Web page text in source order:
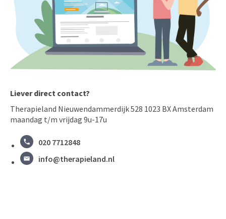
Liever direct contact?
Therapieland Nieuwendammerdijk 528 1023 BX Amsterdam
maandag t/m vrijdag 9u-17u
020 7712848
info@therapieland.nl